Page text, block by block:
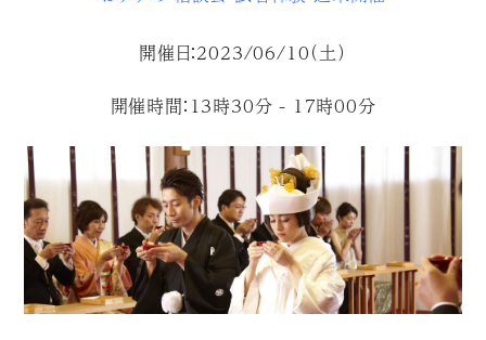
開催日：2023/06/10（土）
開催時間：13時30分 - 17時00分